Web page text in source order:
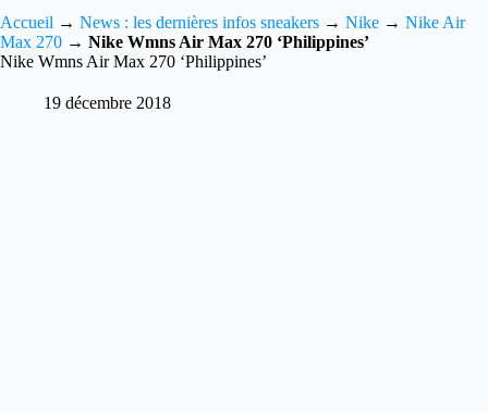
Accueil → News : les dernières infos sneakers → Nike → Nike Air
Max 270 → Nike Wmns Air Max 270 ‘Philippines’
Nike Wmns Air Max 270 ‘Philippines’
19 décembre 2018